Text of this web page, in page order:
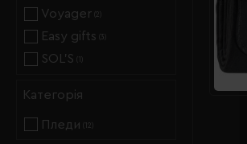
Voyager (2)
Easy gifts (3)
SOL’S
Категорія
Пледи (12)